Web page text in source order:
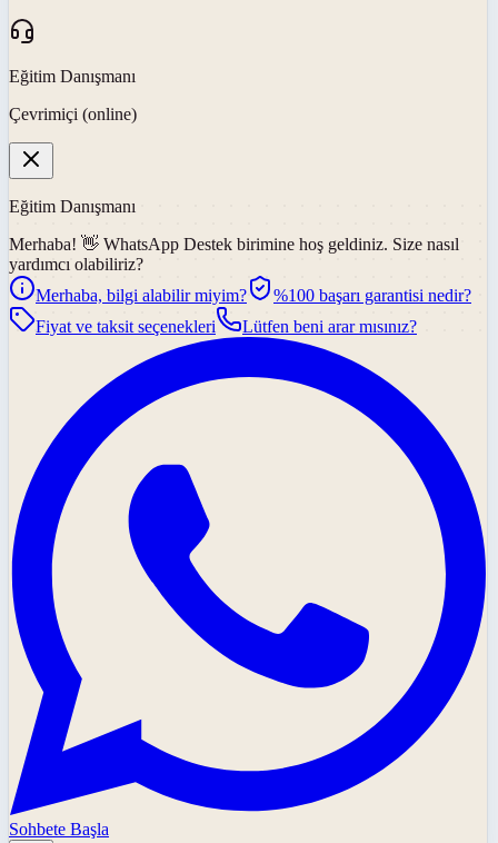
Eğitim Danışmanı
Çevrimiçi (online)
Eğitim Danışmanı
Merhaba! 👋 WhatsApp Destek birimine hoş geldiniz. Size nasıl
yardımcı olabiliriz?
Merhaba, bilgi alabilir miyim?
%100 başarı garantisi nedir?
Fiyat ve taksit seçenekleri
Lütfen beni arar mısınız?
Sohbete Başla